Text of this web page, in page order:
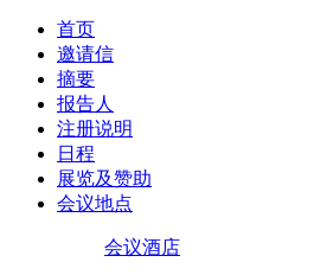
首页
邀请信
摘要
报告人
注册说明
日程
展览及赞助
会议地点
会议酒店